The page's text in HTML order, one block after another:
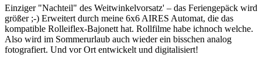
Einziger "Nachteil" des Weitwinkelvorsatz' – das Feriengepäck wird
größer ;-) Erweitert durch meine 6x6 AIRES Automat, die das
kompatible Rolleiflex-Bajonett hat. Rollfilme habe ichnoch welche.
Also wird im Sommerurlaub auch wieder ein bisschen analog
fotografiert. Und vor Ort entwickelt und digitalisiert!